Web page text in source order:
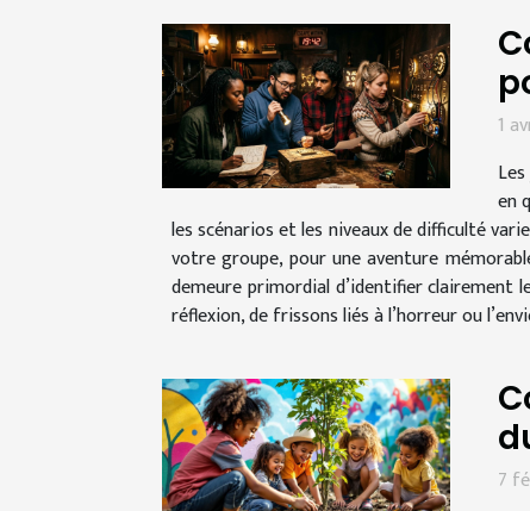
1
en
les scénarios et les niveaux de difficulté
votre groupe, pour une aventure
demeure primordial d’identifier clairement
réflexion, de frissons liés à l’horreur ou
7